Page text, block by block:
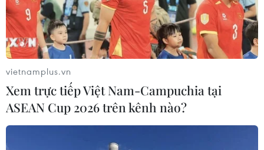
vietnamplus.vn
Xem trực tiếp Việt Nam-Campuchia tại
ASEAN Cup 2026 trên kênh nào?